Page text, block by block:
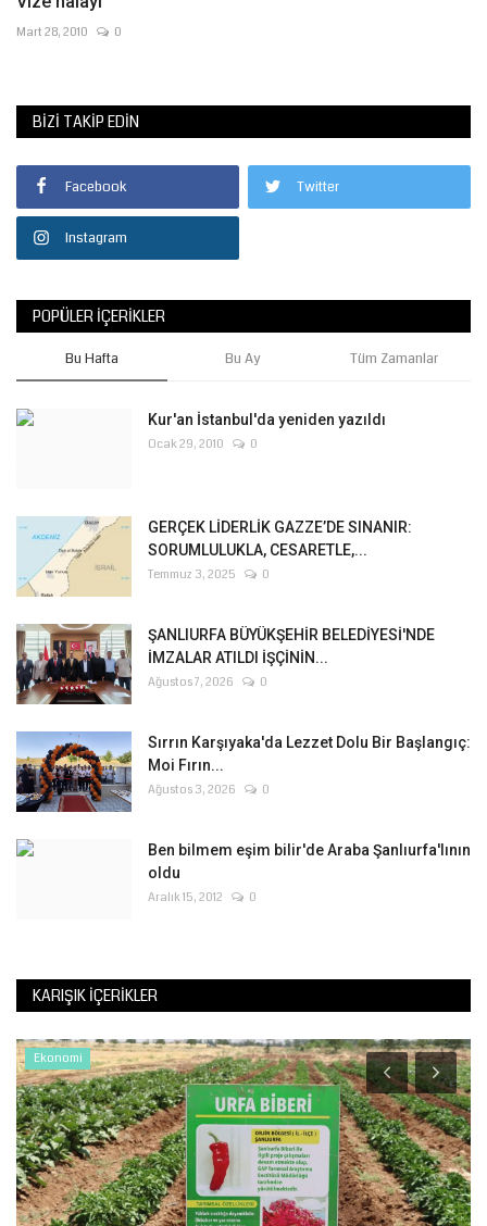
Mart 28, 2010 0
BIZI TAKIP EDIN
Facebook Twitter
Instagram
POPÜLER İÇERIKLER
Bu Hafta Bu Ay Tüm Zamanlar
Kur'an İstanbul'da yeniden yazıldı
Ocak 29, 2010 0
GERÇEK LİDERLİK GAZZE’DE SINANIR:
SORUMLULUKLA, CESARETLE,...
Temmuz 3, 2025 0
ŞANLIURFA BÜYÜKŞEHİR BELEDİYESİ'NDE
İMZALAR ATILDI İŞÇİNİN...
Ağustos 7, 2026 0
Sırrın Karşıyaka'da Lezzet Dolu Bir Başlangıç:
Moi Fırın...
Ağustos 3, 2026 0
Ben bilmem eşim bilir'de Araba Şanlıurfa'lının
oldu
Aralık 15, 2012 0
KARIŞIK İÇERIKLER
Ekonomi